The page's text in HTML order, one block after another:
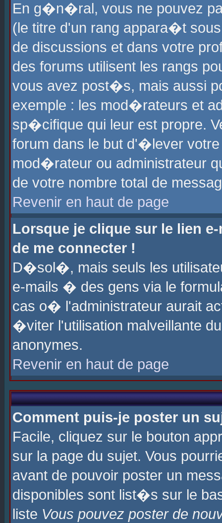
En g�n�ral, vous ne pouvez
(le titre d'un rang appara�t
de discussions et dans votre
des forums utilisent les rangs
vous avez post�s, mais aussi
exemple : les mod�rateurs et
sp�cifique qui leur est propre.
forum dans le but d'�lever
mod�rateur ou administrateur
de votre nombre total de
Revenir en haut de page
Lorsque je clique sur le lien
de me connecter !
D�sol�, mais seuls les
e-mails � des gens via le
cas o� l'administrateur aurait
�viter l'utilisation malveillante
anonymes.
Revenir en haut de page
Comment puis-je poster un
Facile, cliquez sur le bouton
sur la page du sujet. Vous
avant de pouvoir poster un
disponibles sont list�s sur le
liste Vous pouvez poster de